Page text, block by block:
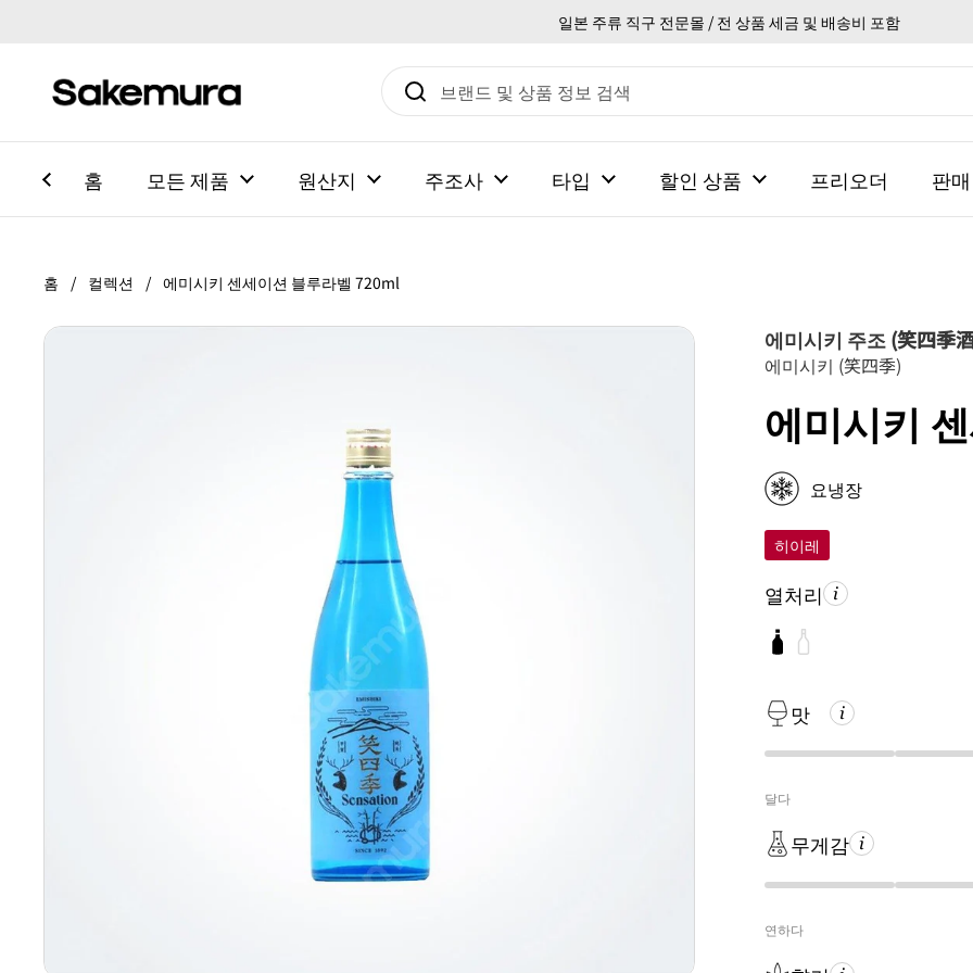
일본 주류 직구 전문몰 / 전 상품 세금 및 배송비 포함
홈 모든 제품 원산지 주조사 타입 할인 상품 프리오더 판
홈 / 컬렉션 / 에미시키 센세이션 블루라벨 720ml
에미시키 주조 (笑四季
에미시키 (笑四季)
에미시키
요냉장
히이레
열처리
맛
달다
무게감
연하다